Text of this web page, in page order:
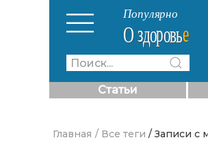
Статьи
Главная / Все теги / Записи с